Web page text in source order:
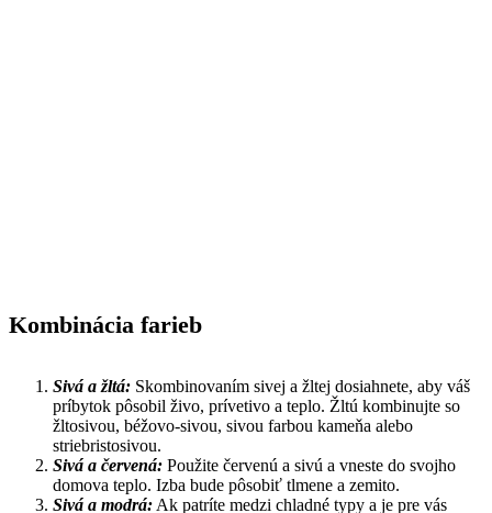
Kombinácia farieb
Sivá a žltá: Skombinovaním sivej a žltej dosiahnete, aby váš
príbytok pôsobil živo, prívetivo a teplo. Žltú kombinujte so
žltosivou, béžovo-sivou, sivou farbou kameňa alebo
striebristosivou.
Sivá a červená: Použite červenú a sivú a vneste do svojho
domova teplo. Izba bude pôsobiť tlmene a zemito.
Sivá a modrá:Ak patríte medzi chladné typy a je pre vás